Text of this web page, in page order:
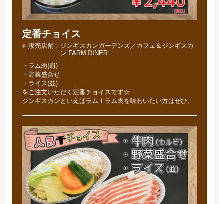
定番チョイス
販売店舗
ジンギスカンガーデンズ／カフェ＆ジンギスカ
ン FARM DINER
・ラム肉(肩)
・野菜盛合せ
・ライス(並)
をご注文いただく定番チョイスです☆
ジンギスカンといえばラム！ラム肉を味わいたい方はぜひ。